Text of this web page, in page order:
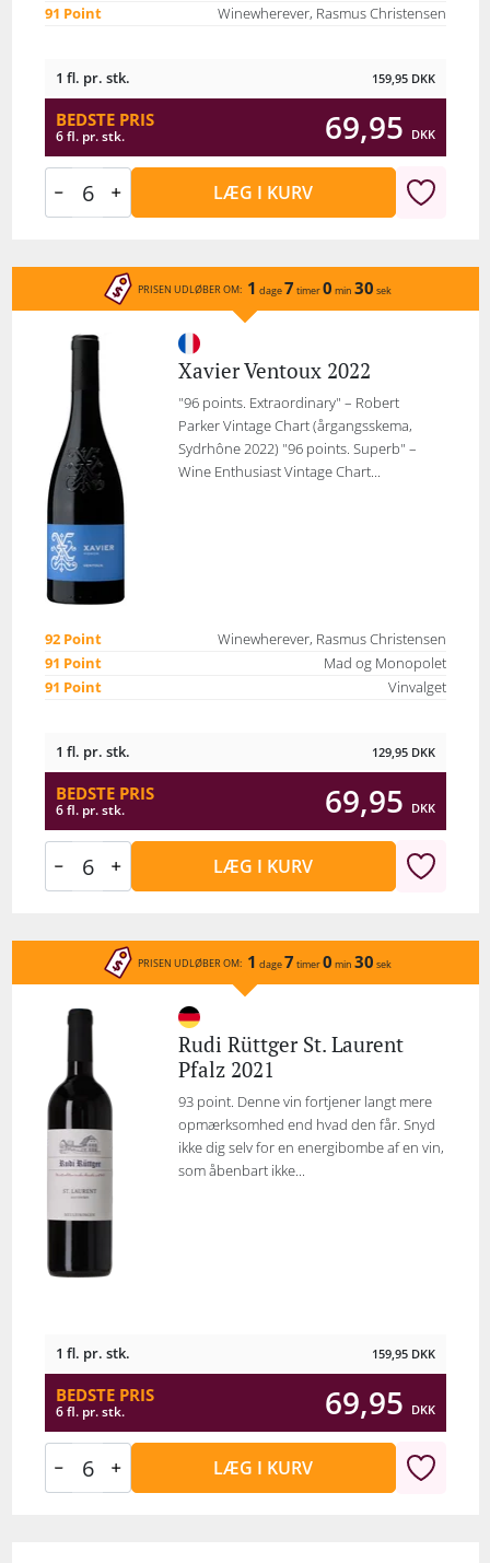
91 Point
Winewherever, Rasmus Christensen
1 fl. pr. stk. 159,95 DKK
BEDSTE PRIS
6 fl. pr. stk. 69,95 DKK
LÆG I KURV
PRISEN UDLØBER OM: 1 dage7 timer0 min 30 sek
Xavier Ventoux 2022
"96 points. Extraordinary" – Robert
Parker Vintage Chart (årgangsskema,
Sydrhône 2022) "96 points. Superb" –
Wine Enthusiast Vintage Chart...
92 Point
Winewherever, Rasmus Christensen
91 Point
Mad og Monopolet
91 Point
Vinvalget
1 fl. pr. stk. 129,95 DKK
BEDSTE PRIS
6 fl. pr. stk. 69,95 DKK
LÆG I KURV
PRISEN UDLØBER OM: 1 dage7 timer0 min 30 sek
Rudi Rüttger St. Laurent
Pfalz 2021
93 point. Denne vin fortjener langt mere
opmærksomhed end hvad den får. Snyd
ikke dig selv for en energibombe af en vin,
som åbenbart ikke...
1 fl. pr. stk. 159,95 DKK
BEDSTE PRIS
6 fl. pr. stk. 69,95 DKK
LÆG I KURV